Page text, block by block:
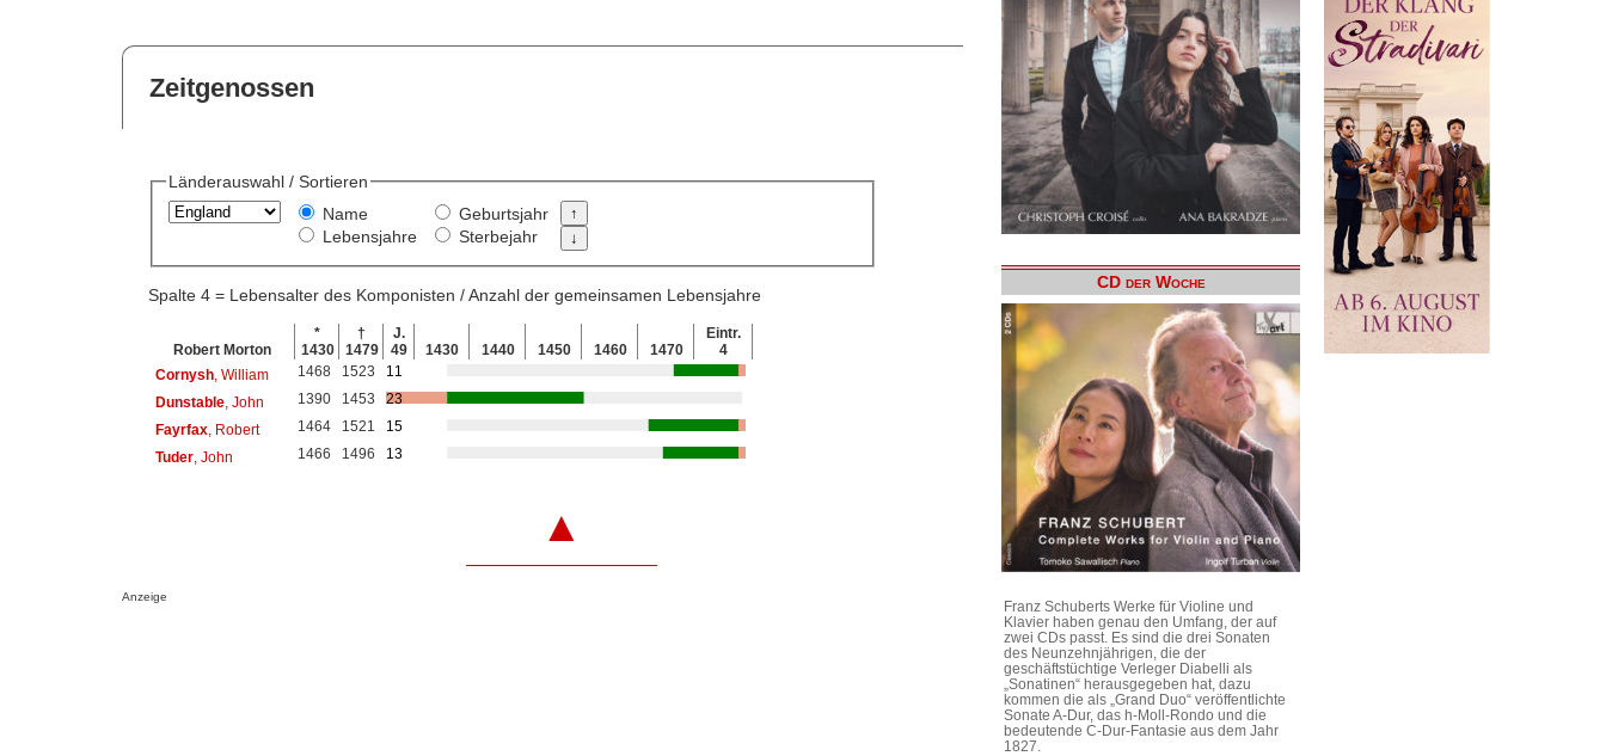
Zeitgenossen
Länderauswahl / Sortieren
Name
Lebensjahre
Geburtsjahr
Sterbejahr
Spalte 4 = Lebensalter des Komponisten / Anzahl der gemeinsamen Lebensjahre
Robert Morton
*
1430
†
1479
J.
49
1430 1440 1450 1460 1470
Eintr.
4
Cornysh, William 1468 1523
11
Dunstable, John 1390 1453
23
Fayrfax, Robert 1464 1521
15
Tuder, John 1466 1496 13
▲
Anzeige
CD der Woche
Franz Schuberts Werke für Violine und
Klavier haben genau den Umfang, der auf
zwei CDs passt. Es sind die drei Sonaten
des Neunzehnjährigen, die der
geschäftstüchtige Verleger Diabelli als
„Sonatinen“ herausgegeben hat, dazu
kommen die als „Grand Duo“ veröffentlichte
Sonate A-Dur, das h-Moll-Rondo und die
bedeutende C-Dur-Fantasie aus dem Jahr
1827.